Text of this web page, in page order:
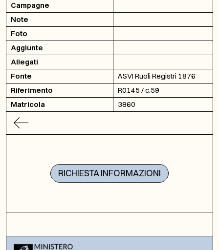
Campagne
Note
Foto
Aggiunte
Allegati
Fonte
ASVI Ruoli Registri 1876
Riferimento
R0145 / c.59
Matricola
3860
RICHIESTA INFORMAZIONI